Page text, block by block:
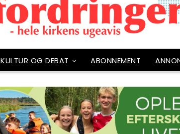
KULTUR OG DEBAT ABONNEMENT